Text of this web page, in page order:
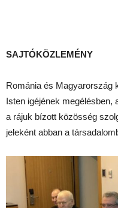
SAJTÓKÖZLEMÉNY
Románia és Magyarország
Isten igéjének megélésben,
a rájuk bízott közösség
jeleként abban a